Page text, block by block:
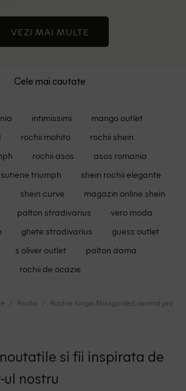
VEZI MAI MULTE
Cele mai cautate
intimissimi
mango outlet
rochii mohito
rochii shein
rochii asos
asos romania
sutiene triumph
shein rochii elegante
shein curve
magazin online shein
palton stradivarius
vero moda
ghete stradivarius
guess outlet
s oliver outlet
palton dama
rochii de ocazie
Rochii Rochie lunga Missguided, animal print
si fii inspirata de
nostru